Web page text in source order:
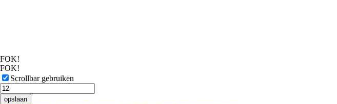
FOK!
FOK!
Scrollbar gebruiken
opslaan